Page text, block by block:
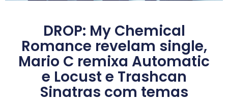
DROP: My Chemical
Romance revelam single,
Mario C remixa Automatic
e Locust e Trashcan
Sinatras com temas